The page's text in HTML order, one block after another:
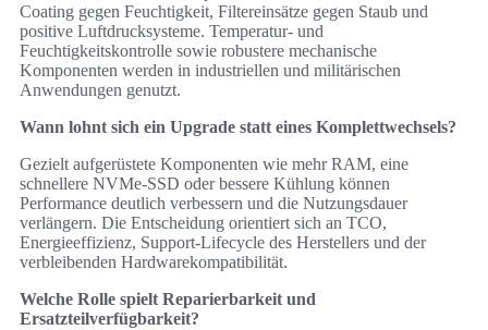
Coating gegen Feuchtigkeit, Filtereinsätze gegen Staub und
positive Luftdrucksysteme. Temperatur‑ und
Feuchtigkeitskontrolle sowie robustere mechanische
Komponenten werden in industriellen und militärischen
Anwendungen genutzt.
Wann lohnt sich ein Upgrade statt eines Komplettwechsels?
Gezielt aufgerüstete Komponenten wie mehr RAM, eine
schnellere NVMe‑SSD oder bessere Kühlung können
Performance deutlich verbessern und die Nutzungsdauer
verlängern. Die Entscheidung orientiert sich an TCO,
Energieeffizienz, Support‑Lifecycle des Herstellers und der
verbleibenden Hardwarekompatibilität.
Welche Rolle spielt Reparierbarkeit und
Ersatzteilverfügbarkeit?